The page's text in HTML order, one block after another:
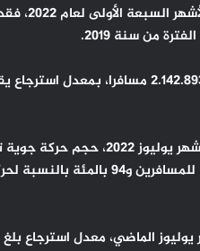
ما يمثل معدل استرجاع يقدر ب 98